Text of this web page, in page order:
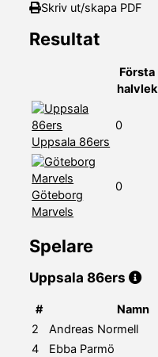
Skriv ut/skapa PDF
Resultat
Första
halvlek
Uppsala 86ers
0
Göteborg
Marvels
0
Spelare
Uppsala 86ers
#
Namn
2
Andreas Normell
4
Ebba Parmö